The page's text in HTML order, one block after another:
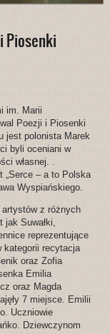
Piosenki
im. Marii
Poezji i Piosenki
jest polonista Marek
byli oceniani w
własnej. .
„Serce – a to Polska
Wyspiańskiego.
artystów z różnych
Suwałki,
reprezentujące
kategorii recytacja
oraz Zofia
Emilia
oraz Magda
7 miejsce. Emilii
Uczniowie
Dziewczynom